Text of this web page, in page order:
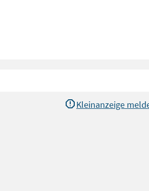
Kleinanzeige